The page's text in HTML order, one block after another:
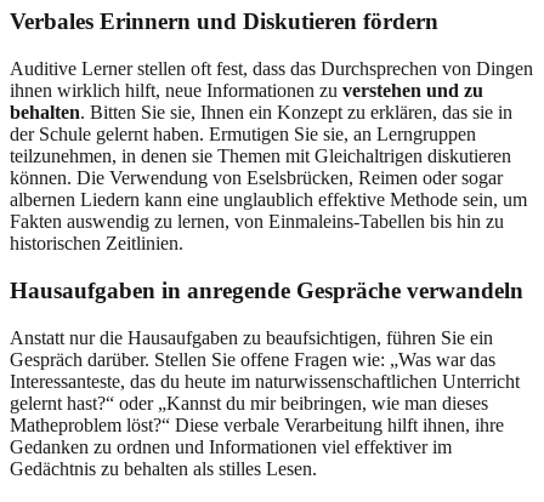
Verbales Erinnern und Diskutieren fördern
Auditive Lerner stellen oft fest, dass das Durchsprechen von Dingen
ihnen wirklich hilft, neue Informationen zu verstehen und zu
behalten. Bitten Sie sie, Ihnen ein Konzept zu erklären, das sie in
der Schule gelernt haben. Ermutigen Sie sie, an Lerngruppen
teilzunehmen, in denen sie Themen mit Gleichaltrigen diskutieren
können. Die Verwendung von Eselsbrücken, Reimen oder sogar
albernen Liedern kann eine unglaublich effektive Methode sein, um
Fakten auswendig zu lernen, von Einmaleins-Tabellen bis hin zu
historischen Zeitlinien.
Hausaufgaben in anregende Gespräche verwandeln
Anstatt nur die Hausaufgaben zu beaufsichtigen, führen Sie ein
Gespräch darüber. Stellen Sie offene Fragen wie: „Was war das
Interessanteste, das du heute im naturwissenschaftlichen Unterricht
gelernt hast?“ oder „Kannst du mir beibringen, wie man dieses
Matheproblem löst?“ Diese verbale Verarbeitung hilft ihnen, ihre
Gedanken zu ordnen und Informationen viel effektiver im
Gedächtnis zu behalten als stilles Lesen.